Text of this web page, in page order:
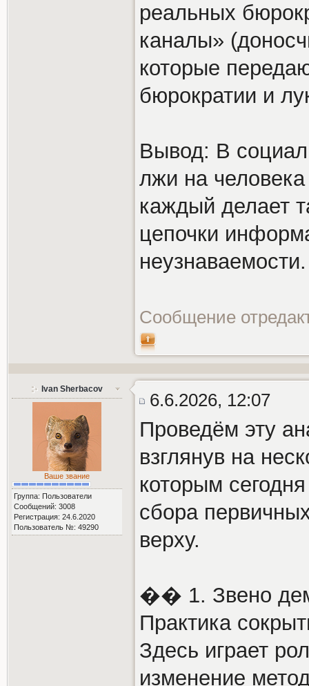
реальных
каналы»
которые
бюрократии и
Вывод: В
лжи на
каждый делает
цепочки
неузнаваемости.
Сообщение
Ivan Sherbacov
Ваше звание
Группа: Пользователи
Сообщений: 3008
Регистрация: 24.6.2020
Пользователь №: 49290
6.6.2026, 12:07
Проведём эту
взглянув на
которым
сбора
верху.
��️ 1. Звено
Практика
Здесь играет
изменение